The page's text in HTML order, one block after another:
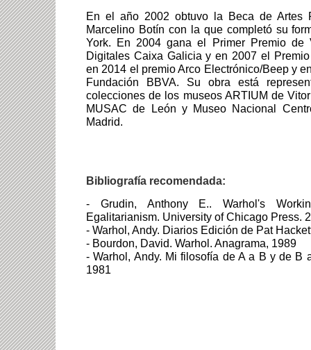
En el año 2002 obtuvo la Beca de Artes
Marcelino Botín con la que completó su
York. En 2004 gana el Primer Premio de
Digitales Caixa Galicia y en 2007 el
en 2014 el premio Arco Electrónico/Beep y
Fundación BBVA. Su obra está
colecciones de los museos ARTIUM de
MUSAC de León y Museo Nacional
Madrid.
Bibliografía recomendada:
- Grudin, Anthony E..Warhol's
Egalitarianism. University of Chicago Press.
- Warhol, Andy. Diarios Edición de Pat
- Bourdon, David. Warhol. Anagrama, 1989
- Warhol, Andy. Mi filosofía de A a B y de B
1981